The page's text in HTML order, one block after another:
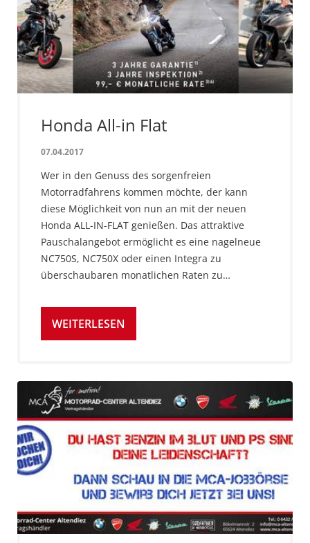
Honda All-in Flat
07.04.2017
Wer in den Genuss des sorgenfreien
Motorradfahrens kommen möchte, der kann
diese Möglichkeit von nun an mit der neuen
Honda ALL-IN-FLAT genießen. Das attraktive
Pauschalangebot ermöglicht es eine nagelneue
NC750S, NC750X oder einen Integra zu
überschaubaren monatlichen Raten zu…
WEITERLESEN